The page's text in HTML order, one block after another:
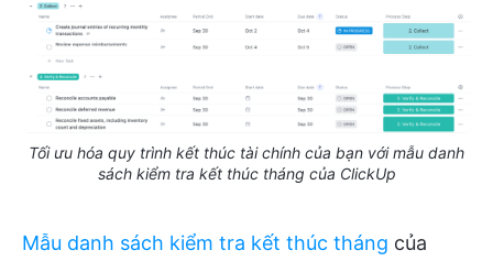
Tối ưu hóa quy trình kết thúc tài chính của bạn với mẫu danh
sách kiểm tra kết thúc tháng của ClickUp
Mẫu danh sách kiểm tra kết thúc tháng của